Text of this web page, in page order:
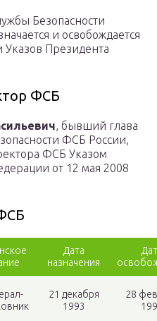
Безопасности
и освобождается
Указов Президента
ФСБ
, бывший глава
ФСБ России,
ФСБ Указом
от 12 мая 2008
Дата
назначения
21 декабря
1993
28